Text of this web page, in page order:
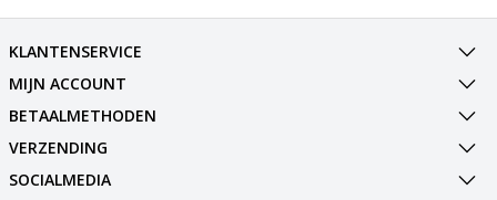
KLANTENSERVICE
MIJN ACCOUNT
BETAALMETHODEN
VERZENDING
SOCIALMEDIA